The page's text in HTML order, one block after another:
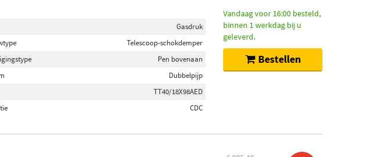
Gasdruk
Telescoop-schokdemper
Pen bovenaan
Dubbelpijp
TT40/18X98AED
CDC
Vandaag voor 16:00 besteld,
binnen 1 werkdag bij u
geleverd.
Bestellen